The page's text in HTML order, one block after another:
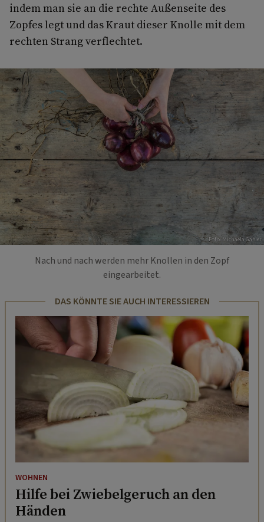
indem man sie an die rechte Außenseite des
Zopfes legt und das Kraut die­ser Knolle mit dem
rechten Strang verflechtet.
Foto: Michaela Gabler
Nach und nach werden mehr Knollen in den Zopf
eingearbeitet.
DAS KÖNNTE SIE AUCH INTERESSIEREN
WOHNEN
Hilfe bei Zwiebelgeruch an den
Händen